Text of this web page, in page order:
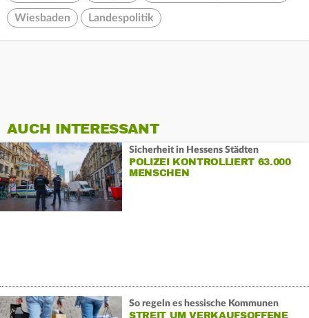
Wiesbaden Landespolitik
AUCH INTERESSANT
Sicherheit in Hessens Städten
POLIZEI KONTROLLIERT 63.000
MENSCHEN
So regeln es hessische Kommunen
STREIT UM VERKAUFSOFFENE